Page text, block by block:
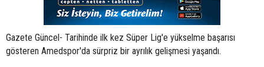
Gazete Güncel- Tarihinde ilk kez Süper Lig'e yükselme başarısı
gösteren Amedspor'da sürpriz bir ayrılık gelişmesi yaşandı.